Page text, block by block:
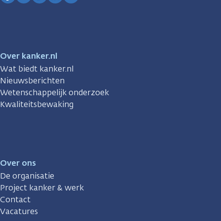
Over kanker.nl
Wat biedt kanker.nl
Nieuwsberichten
Wetenschappelijk onderzoek
Kwaliteitsbewaking
Over ons
De organisatie
Project kanker & werk
Contact
Vacatures